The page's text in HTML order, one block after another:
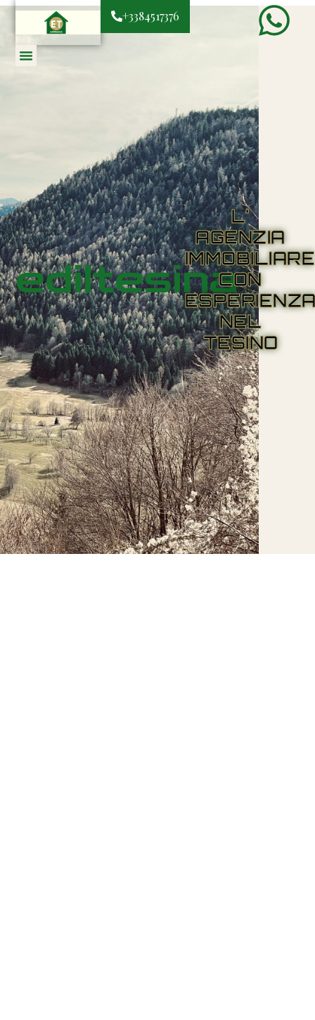
+3384517376
ediltesina
L'
AGENZIA
IMMOBILIARE
CON
NEL
TESINO